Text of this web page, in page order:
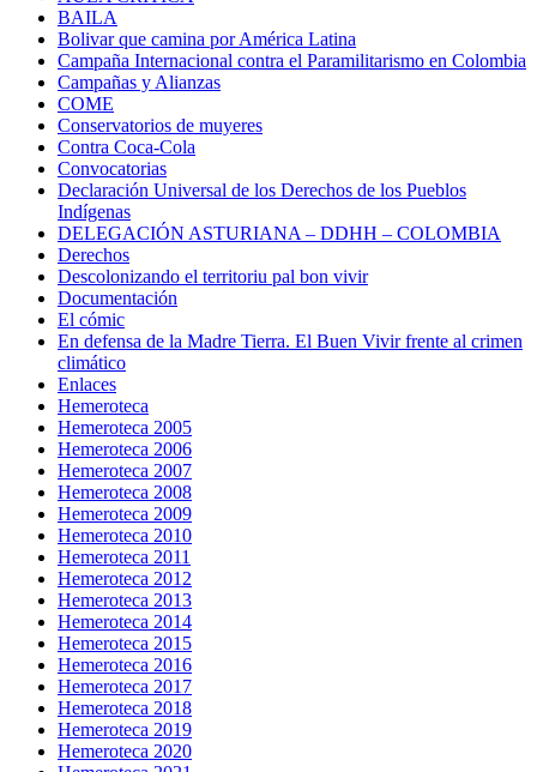
BAILA
Bolivar que camina por América Latina
Campaña Internacional contra el Paramilitarismo en Colombia
Campañas y Alianzas
COME
Conservatorios de muyeres
Contra Coca-Cola
Convocatorias
Declaración Universal de los Derechos de los Pueblos
Indígenas
DELEGACIÓN ASTURIANA – DDHH – COLOMBIA
Derechos
Descolonizando el territoriu pal bon vivir
Documentación
El cómic
En defensa de la Madre Tierra. El Buen Vivir frente al crimen
climático
Enlaces
Hemeroteca
Hemeroteca 2005
Hemeroteca 2006
Hemeroteca 2007
Hemeroteca 2008
Hemeroteca 2009
Hemeroteca 2010
Hemeroteca 2011
Hemeroteca 2012
Hemeroteca 2013
Hemeroteca 2014
Hemeroteca 2015
Hemeroteca 2016
Hemeroteca 2017
Hemeroteca 2018
Hemeroteca 2019
Hemeroteca 2020